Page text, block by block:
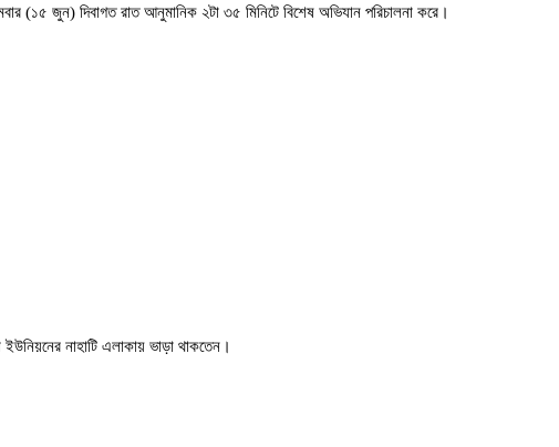
(১৫ জুন) দিবাগত রাত আনুমানিক ২টা ৩৫ মিনিটে বিশেষ অভিযান পরিচালনা করে।
নাহাটি এলাকায় ভাড়া থাকতেন।